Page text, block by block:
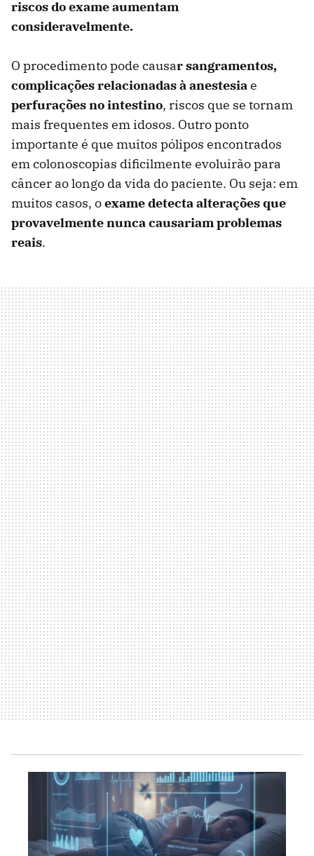
riscos do exame aumentam
consideravelmente.
O procedimento pode causar sangramentos,
complicações relacionadas à anestesiae
perfurações no intestino, riscos que se tornam
mais frequentes em idosos. Outro ponto
importante é que muitos pólipos encontrados
em colonoscopias dificilmente evoluirão para
câncer ao longo da vida do paciente. Ou seja: em
muitos casos, oexame detecta alterações que
provavelmente nunca causariam problemas
reais.